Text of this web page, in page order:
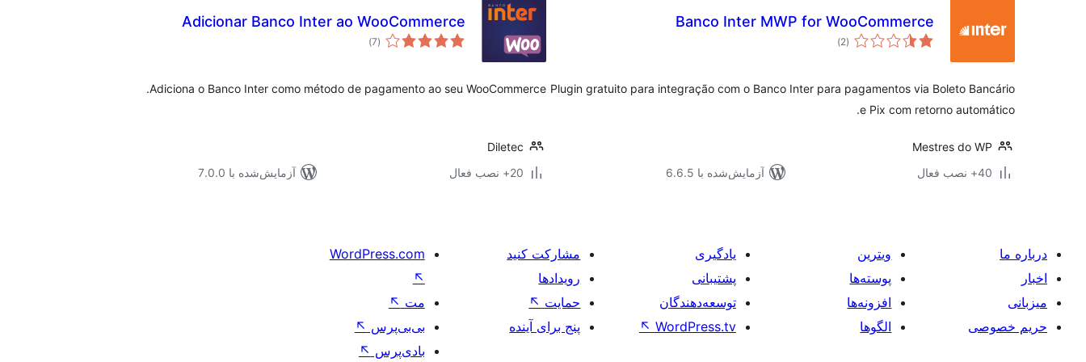
Banco Inter MWP for WooCommerce
(2 مجموع
امتیازها)
Plugin gratuito para integração com o Banco Inter para pagamentos via Boleto Bancário
e Pix com retorno automático.
Mestres do WP
40+ نصب فعال
آزمایش‌شده با 6.6.5
Adicionar Banco Inter ao WooCommerce
(7 مجموع
امتیازها)
Adiciona o Banco Inter como método de pagamento ao seu WooCommerce.
Diletec
20+ نصب فعال
آزمایش‌شده با 7.0.0
درباره ما
اخبار
میزبانی
حریم خصوصی
ویترین
پوسته‌ها
افزونه‌ها
الگوها
یادگیری
پشتیبانی
توسعه‌دهندگان
WordPress.tv
↖
مشارکت کنید
رویدادها
حمایت ↖
پنج برای آینده
WordPress.com
↖
مت ↖
بی‌بی‌پرس ↖
بادی‌پرس ↖